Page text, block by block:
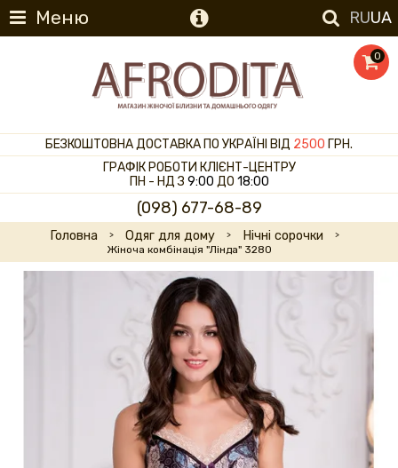
Меню RUUA
0
БЕЗКОШТОВНА ДОСТАВКА ПО УКРАЇНІ ВІД 2500 ГРН.
ГРАФІК РОБОТИ КЛІЄНТ-ЦЕНТРУ
ПН - НД З 9:00 ДО 18:00
(098) 677-68-89
Головна Одяг для дому Нічні сорочки
Жіноча комбінація "Лінда" 3280